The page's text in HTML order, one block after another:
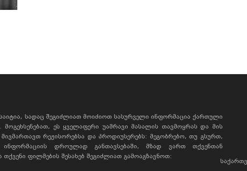
სადაც შეგიძლიათ მოიძიოთ სასურველი ინფორმაცია ქართული
მოგეხსენებათ, ეს ყველაფერი უამრავი მასალის თავმოყრას და მის
მივმართავთ რეჟისორებსა და პროდიუსერებს: მეგობრებო, თუ გსურთ,
დროულად განთავსებაში, მზად ვართ თქვენთან
ფილმების შესახებ შეგიძლიათ გამოაგზავნოთ: